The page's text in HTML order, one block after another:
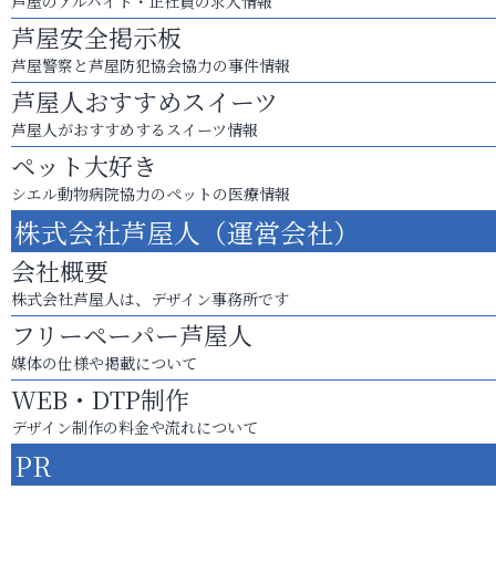
芦屋安全掲示板
芦屋警察と芦屋防犯協会協力の事件情報
芦屋人おすすめスイーツ
芦屋人がおすすめするスイーツ情報
ペット大好き
シエル動物病院協力のペットの医療情報
株式会社芦屋人（運営会社）
会社概要
株式会社芦屋人は、デザイン事務所です
フリーペーパー芦屋人
媒体の仕様や掲載について
WEB・DTP制作
デザイン制作の料金や流れについて
PR